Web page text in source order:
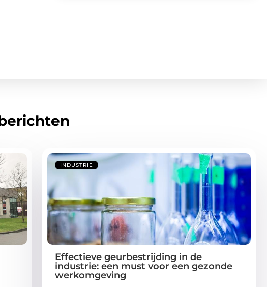
INDUSTRIE
Effectieve geurbestrijding in de
industrie: een must voor een gezonde
werkomgeving